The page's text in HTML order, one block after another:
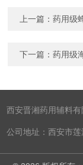
上一篇：药用级
下一篇：药用级
西安晋湘药用辅料有
公司地址：西安市